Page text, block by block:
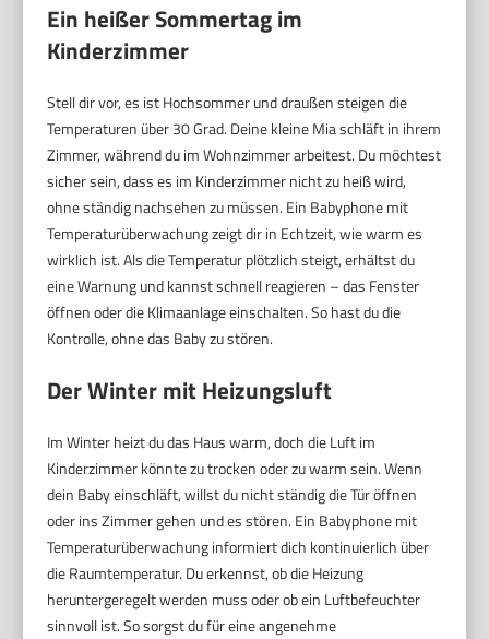
Ein heißer Sommertag im
Kinderzimmer
Stell dir vor, es ist Hochsommer und draußen steigen die
Temperaturen über 30 Grad. Deine kleine Mia schläft in ihrem
Zimmer, während du im Wohnzimmer arbeitest. Du möchtest
sicher sein, dass es im Kinderzimmer nicht zu heiß wird,
ohne ständig nachsehen zu müssen. Ein Babyphone mit
Temperaturüberwachung zeigt dir in Echtzeit, wie warm es
wirklich ist. Als die Temperatur plötzlich steigt, erhältst du
eine Warnung und kannst schnell reagieren – das Fenster
öffnen oder die Klimaanlage einschalten. So hast du die
Kontrolle, ohne das Baby zu stören.
Der Winter mit Heizungsluft
Im Winter heizt du das Haus warm, doch die Luft im
Kinderzimmer könnte zu trocken oder zu warm sein. Wenn
dein Baby einschläft, willst du nicht ständig die Tür öffnen
oder ins Zimmer gehen und es stören. Ein Babyphone mit
Temperaturüberwachung informiert dich kontinuierlich über
die Raumtemperatur. Du erkennst, ob die Heizung
heruntergeregelt werden muss oder ob ein Luftbefeuchter
sinnvoll ist. So sorgst du für eine angenehme